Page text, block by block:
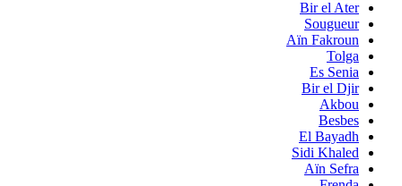
Bir el Ater
Sougueur
Aïn Fakroun
Tolga
Es Senia
Bir el Djir
Akbou
Besbes
El Bayadh
Sidi Khaled
Aïn Sefra